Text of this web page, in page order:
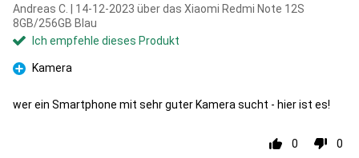
Andreas C. | 14-12-2023 über das Xiaomi Redmi Note 12S
8GB/256GB Blau
Ich empfehle dieses Produkt
Pro
Kamera
wer ein Smartphone mit sehr guter Kamera sucht - hier ist es!
0 0